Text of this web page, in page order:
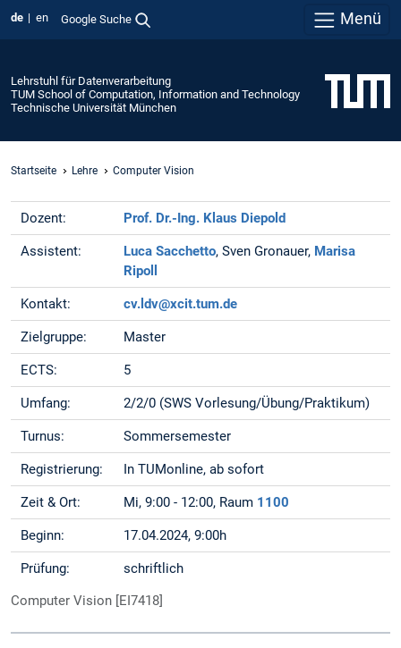
de en Google Suche Menü
Lehrstuhl für Datenverarbeitung
TUM School of Computation, Information and Technology
Technische Universität München
Startseite Lehre Computer Vision
Dozent: Prof. Dr.-Ing. Klaus Diepold
Assistent: Luca Sacchetto, Sven Gronauer, Marisa
Ripoll
Kontakt: cv.ldv@xcit.tum.de
Zielgruppe: Master
ECTS: 5
Umfang: 2/2/0 (SWS Vorlesung/Übung/Praktikum)
Turnus: Sommersemester
Registrierung: In TUMonline, ab sofort
Zeit & Ort: Mi, 9:00 - 12:00, Raum 1100
Beginn: 17.04.2024, 9:00h
Prüfung:
schriftlich
Computer Vision [EI7418]